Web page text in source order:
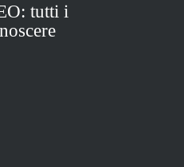
tutti i